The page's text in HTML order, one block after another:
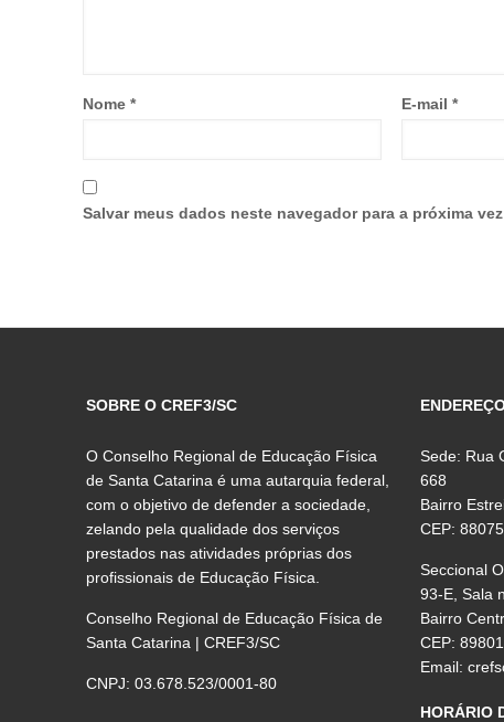
Nome * E-mail *
Salvar meus dados neste navegador para a próxima
SOBRE O CREF3/SC
O Conselho Regional de Educação Física
de Santa Catarina é uma autarquia federal,
com o objetivo de defender a sociedade,
zelando pela qualidade dos serviços
prestados nas atividades próprias dos
profissionais de Educação Física.
Conselho Regional de Educação Física de
Santa Catarina | CREF3/SC
CNPJ: 03.678.523/0001-80
Sede: Rua
668
Bairro
CEP:
Seccional
93-E, Sala
Bairro
CEP:
Email:
HORÁRIO